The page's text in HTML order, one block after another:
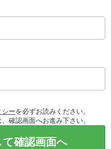
シーを必ずお読みください。
確認画面へお進み下さい。
確認画面へ